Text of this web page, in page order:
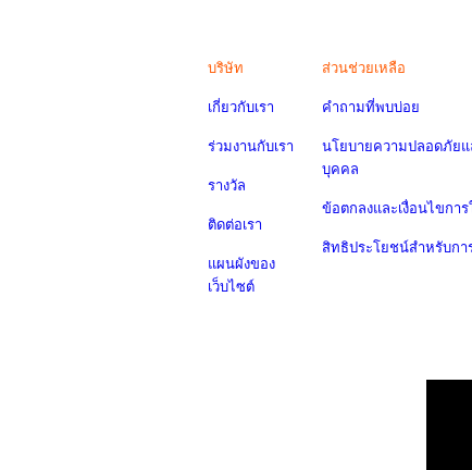
บริษัท
เกี่ยวกับเรา
ร่วมงานกับเรา
รางวัล
ติดต่อเรา
แผนผังของ
เว็บไซต์
ส่วนช่วยเหลือ
คำถามที่พบบ่อย
นโยบายความปลอดภัย
บุคคล
ข้อตกลงและเงื่อนไขการ
สิทธิประโยชน์สำหรับกา